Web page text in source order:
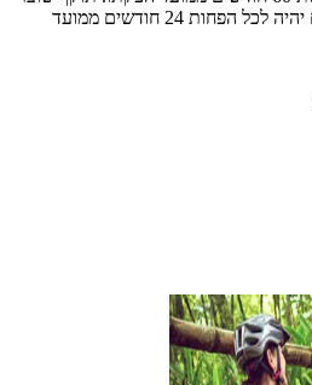
לרכישת מוצר או שירות מסויים יהיה לכל הפחות 24 חודשים ממועד